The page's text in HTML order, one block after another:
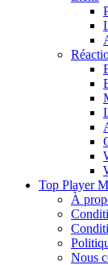
Top Player
À
Nous